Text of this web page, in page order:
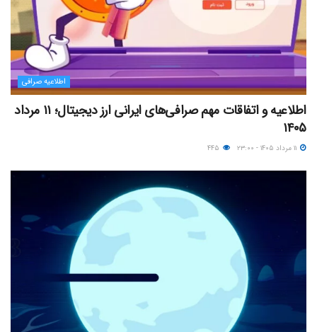
اطلاعیه صرافی
اطلاعیه و اتفاقات مهم صرافی‌های ایرانی ارز دیجیتال؛ ۱۱ مرداد
۱۴۰۵